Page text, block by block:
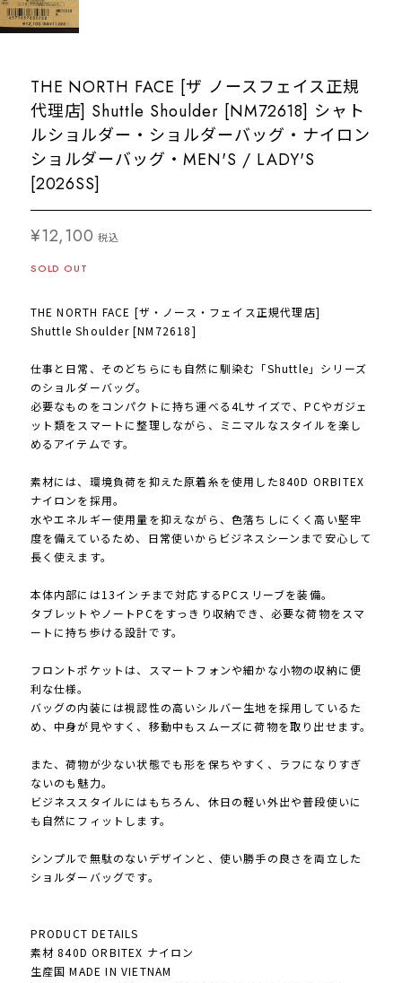
THE NORTH FACE [ザ ノースフェイス正規
代理店] Shuttle Shoulder [NM72618] シャト
ルショルダー・ショルダーバッグ・ナイロン
ショルダーバッグ・MEN'S / LADY'S
[2026SS]
¥12,100 税込
SOLD OUT
THE NORTH FACE [ザ・ノース・フェイス正規代理店]
Shuttle Shoulder [NM72618]
仕事と日常、そのどちらにも自然に馴染む「Shuttle」シリーズ
のショルダーバッグ。
必要なものをコンパクトに持ち運べる4Lサイズで、PCやガジェ
ット類をスマートに整理しながら、ミニマルなスタイルを楽し
めるアイテムです。
素材には、環境負荷を抑えた原着糸を使用した840D ORBITEX
ナイロンを採用。
水やエネルギー使用量を抑えながら、色落ちしにくく高い堅牢
度を備えているため、日常使いからビジネスシーンまで安心して
長く使えます。
本体内部には13インチまで対応するPCスリーブを装備。
タブレットやノートPCをすっきり収納でき、必要な荷物をスマ
ートに持ち歩ける設計です。
フロントポケットは、スマートフォンや細かな小物の収納に便
利な仕様。
バッグの内装には視認性の高いシルバー生地を採用しているた
め、中身が見やすく、移動中もスムーズに荷物を取り出せます。
また、荷物が少ない状態でも形を保ちやすく、ラフになりすぎ
ないのも魅力。
ビジネススタイルにはもちろん、休日の軽い外出や普段使いに
も自然にフィットします。
シンプルで無駄のないデザインと、使い勝手の良さを両立した
ショルダーバッグです。
PRODUCT DETAILS
素材 840D ORBITEX ナイロン
生産国 MADE IN VIETNAM